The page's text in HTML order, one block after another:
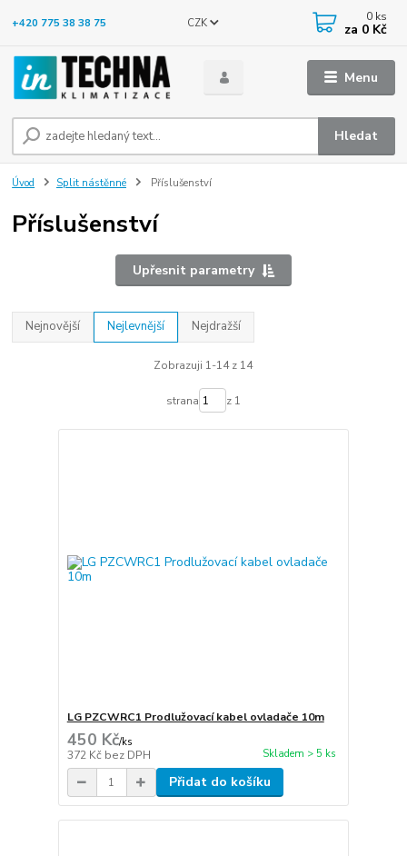
Menu
CZK
Hledat
+420 775 38 38 75 0 ks
za 0 Kč
Úvod Split nástěnné Příslušenství
Příslušenství
Upřesnit parametry
Nejnovější Nejlevnější Nejdražší
Zobrazuji 1-14 z 14
strana z 1
LG PZCWRC1 Prodlužovací kabel ovladače 10m
450 Kč/ks
372 Kč bez DPH Skladem > 5 ks
Přidat do košíku